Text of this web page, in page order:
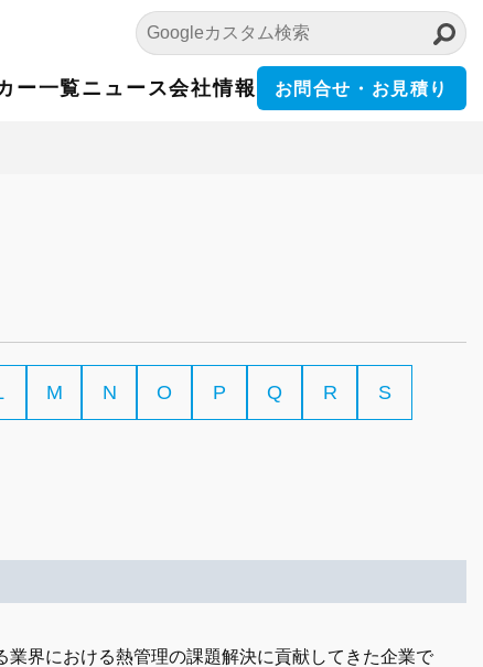
ー一覧ニュース会社情報 お問合せ・お見積り
M N O P Q R S
界における熱管理の課題解決に貢献してきた企業で